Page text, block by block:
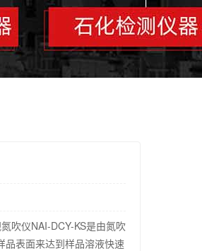
吹仪NAI-DCY-KS是由氮吹
品表面来达到样品溶液快速